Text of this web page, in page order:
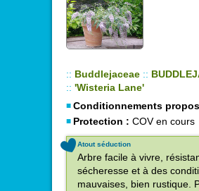
:: Buddlejaceae ::
:: 'Wisteria Lane'
Conditionnements
Protection : COV en cours
Atout séduction
Arbre facile à vivre,
sécheresse et à des
mauvaises, bien rustique.